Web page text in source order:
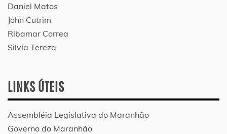
Daniel Matos
John Cutrim
Ribamar Correa
Silvia Tereza
LINKS ÚTEIS
Assembléia Legislativa do Maranhão
Governo do Maranhão